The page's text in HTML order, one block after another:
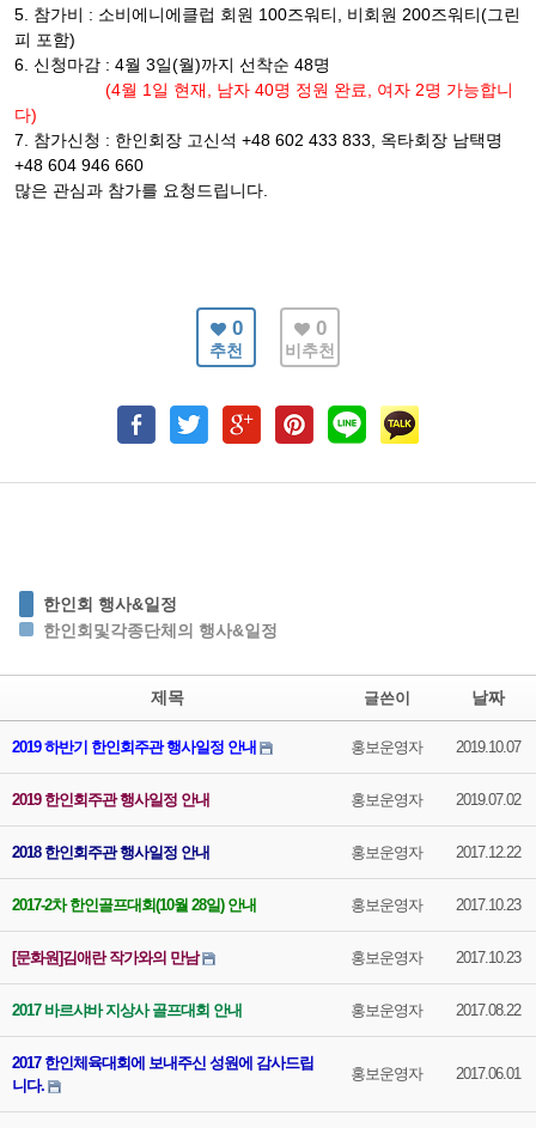
5. 참가비 : 소비에니에클럽 회원 100즈워티, 비회원 200즈워티(그린
피 포함)
6. 신청마감 : 4월 3일(월)까지 선착순 48명
(4월 1일 현재, 남자 40명 정원 완료, 여자 2명 가능합니
다)
7. 참가신청 : 한인회장 고신석 +48 602 433 833, 옥타회장 남택명
+48 604 946 660
많은 관심과 참가를 요청드립니다.
0
추천
0
비추천
한인회 행사&일정
한인회및각종단체의 행사&일정
제목 글쓴이 날짜
2019 하반기 한인회주관 행사일정 안내 홍보운영자 2019.10.07
2019 한인회주관 행사일정 안내 홍보운영자 2019.07.02
2018 한인회주관 행사일정 안내 홍보운영자 2017.12.22
2017-2차 한인골프대회(10월 28일) 안내 홍보운영자 2017.10.23
[문화원]김애란 작가와의 만남 홍보운영자 2017.10.23
2017 바르샤바 지상사 골프대회 안내 홍보운영자 2017.08.22
2017 한인체육대회에 보내주신 성원에 감사드립
니다.
홍보운영자 2017.06.01